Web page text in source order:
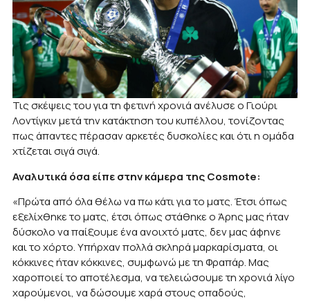
Τις σκέψεις του για τη φετινή χρονιά ανέλυσε ο Γιούρι
Λοντίγκιν μετά την κατάκτηση του κυπέλλου, τονίζοντας
πως άπαντες πέρασαν αρκετές δυσκολίες και ότι η ομάδα
χτίζεται σιγά σιγά.
Αναλυτικά όσα είπε στην κάμερα της Cosmote:
«Πρώτα από όλα θέλω να πω κάτι για το ματς. Έτσι όπως
εξελίχθηκε το ματς, έτσι όπως στάθηκε ο Άρης μας ήταν
δύσκολο να παίξουμε ένα ανοιχτό ματς, δεν μας άφηνε
και το χόρτο. Υπήρχαν πολλά σκληρά μαρκαρίσματα, οι
κόκκινες ήταν κόκκινες, συμφωνώ με τη Φραπάρ. Μας
χαροποιεί το αποτέλεσμα, να τελειώσουμε τη χρονιά λίγο
χαρούμενοι, να δώσουμε χαρά στους οπαδούς,